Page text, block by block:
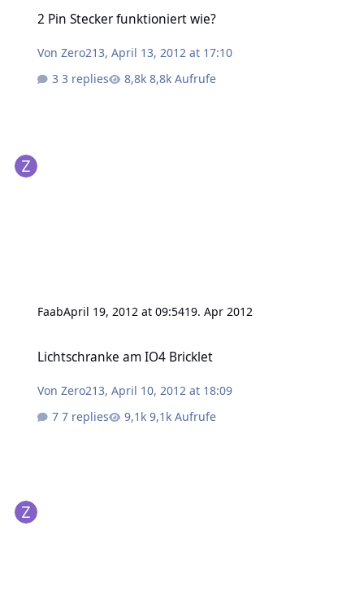
2 Pin Stecker funktioniert wie?
VonZero213,April 13, 2012 at 17:10
3 replies
8,8k Aufrufe
FaabApril 19, 2012 at 09:5419. Apr 2012
Lichtschranke am IO4 Bricklet
VonZero213,April 10, 2012 at 18:09
7 replies
9,1k Aufrufe